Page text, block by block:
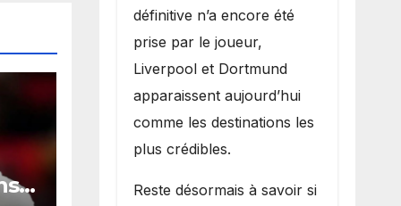
définitive n’a encore été
prise par le joueur,
Liverpool et Dortmund
apparaissent aujourd’hui
comme les destinations les
plus crédibles.
Reste désormais à savoir si